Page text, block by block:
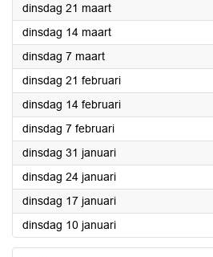
dinsdag 21 maart2023
dinsdag 14 maart2023
dinsdag 7 maart2023
dinsdag 21 februari2023
dinsdag 14 februari2023
dinsdag 7 februari2023
dinsdag 31 januari2023
dinsdag 24 januari2023
dinsdag 17 januari2023
dinsdag 10 januari2023